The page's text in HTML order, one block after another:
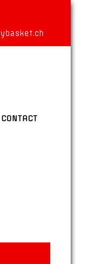
CONTACT